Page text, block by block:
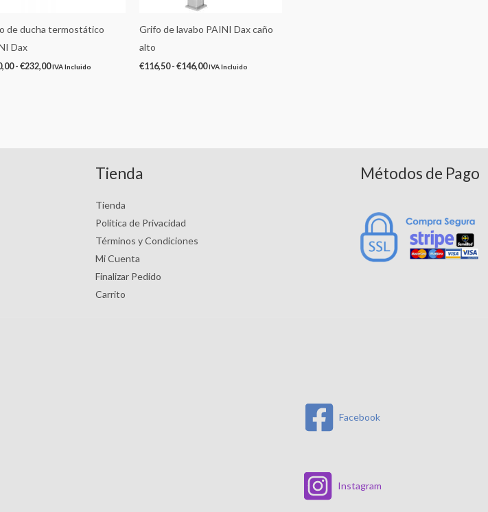
de ducha termostático
Dax
- €232,00IVA Incluido
Grifo de lavabo PAINI Dax caño
alto
€116,50 - €146,00IVA Incluido
Tienda
Tienda
Política de Privacidad
Términos y Condiciones
Mi Cuenta
Finalizar Pedido
Carrito
Métodos de Pago
Facebook
Instagram